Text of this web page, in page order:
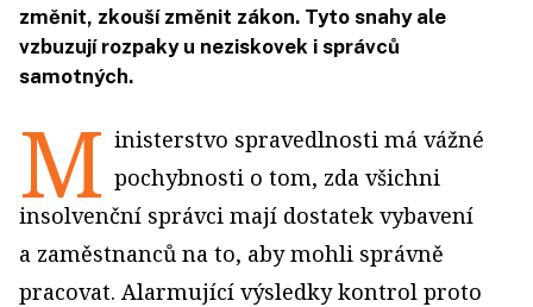
změnit, zkouší změnit zákon. Tyto snahy ale
vzbuzují rozpaky u neziskovek i správců
samotných.
M inisterstvo spravedlnosti má vážné
pochybnosti o tom, zda všichni
insolvenční správci mají dostatek vybavení
a zaměstnanců na to, aby mohli správně
pracovat. Alarmující výsledky kontrol proto